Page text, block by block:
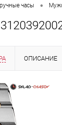
часы
часы •
ОПИСАНИЕ